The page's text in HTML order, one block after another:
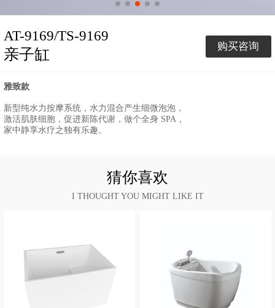
AT-9169/TS-9169
亲子缸 购买咨询
雅致款
新型纯水力按摩系统，水力混合产生细微泡泡，
激活肌肤细胞，促进新陈代谢，做个全身 SPA，
家中静享水疗之独有乐趣。
猜你喜欢
I THOUGHT YOU MIGHT LIKE IT